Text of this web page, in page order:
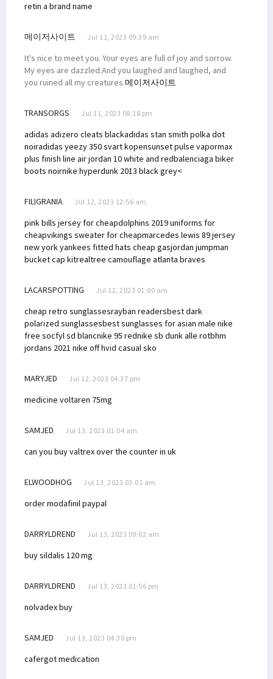
retin a brand name
메이저사이트 Jul 11, 2023 09:39 am
It's nice to meet you. Your eyes are full of joy and sorrow.
My eyes are dazzled.And you laughed and laughed, and
you ruined all my creatures.메이저사이트
TRANSORGS Jul 11, 2023 08:18 pm
adidas adizero cleats blackadidas stan smith polka dot
noiradidas yeezy 350 svart kopensunset pulse vapormax
plus finish line air jordan 10 white and redbalenciaga biker
boots noirnike hyperdunk 2013 black grey<
FILIGRANIA Jul 12, 2023 12:56 am
pink bills jersey for cheapdolphins 2019 uniforms for
cheapvikings sweater for cheapmarcedes lewis 89 jersey
new york yankees fitted hats cheap gasjordan jumpman
bucket cap kitrealtree camouflage atlanta braves
LACARSPOTTING Jul 12, 2023 01:00 am
cheap retro sunglassesrayban readersbest dark
polarized sunglassesbest sunglasses for asian male nike
free socfyl sd blancnike 95 rednike sb dunk alle rotbhm
jordans 2021 nike off hvid casual sko
MARYJED Jul 12, 2023 04:37 pm
medicine voltaren 75mg
SAMJED Jul 13, 2023 01:04 am
can you buy valtrex over the counter in uk
ELWOODHOG Jul 13, 2023 03:01 am
order modafinil paypal
DARRYLDREND Jul 13, 2023 09:02 am
buy sildalis 120 mg
DARRYLDREND Jul 13, 2023 01:56 pm
nolvadex buy
SAMJED Jul 13, 2023 04:30 pm
cafergot medication